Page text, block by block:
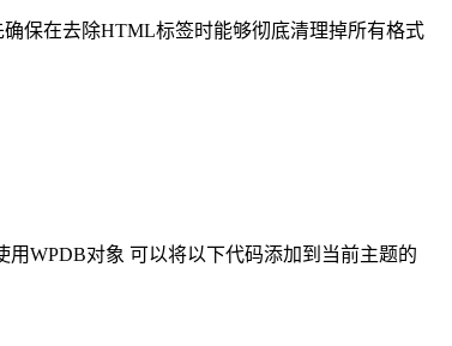
保在去除HTML标签时能够彻底清理掉所有格式
WPDB对象 可以将以下代码添加到当前主题的